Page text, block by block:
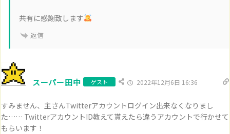
共有に感謝致します
返信
スーパー田中 ゲスト 2022年12月6日 16:36
すみません、主さんTwitterアカウントログイン出来なくなりまし
た…… TwitterアカウントID教えて貰えたら違うアカウントで行かせて
もらいます！